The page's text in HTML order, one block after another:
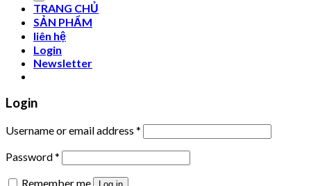
TRANG CHỦ
SẢN PHẨM
liên hệ
Login
Newsletter
Login
Username or email address *
Password*
Remember me